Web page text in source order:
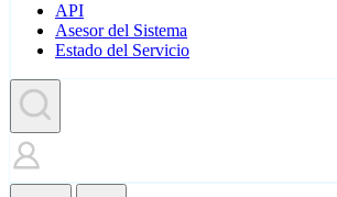
API
Asesor del Sistema
Estado del Servicio